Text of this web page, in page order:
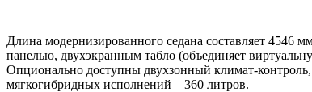
Длина модернизированного седана составляет 4546
панелью, двухэкранным табло (объединяет
Опционально доступны двухзонный климат-
мягкогибридных исполнений – 360 литров.